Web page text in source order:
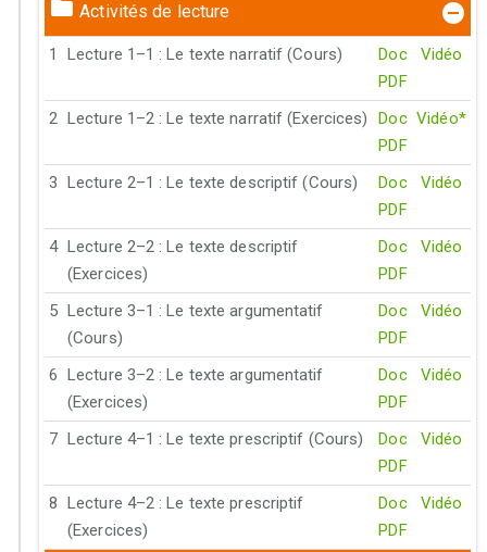
Activités de lecture
1 Lecture 1–1 : Le texte narratif (Cours)
Doc
PDF
Vidéo
2 Lecture 1–2 : Le texte narratif (Exercices)
Doc
PDF
Vidéo*
3 Lecture 2–1 : Le texte descriptif (Cours)
Doc
PDF
Vidéo
4 Lecture 2–2 : Le texte descriptif
(Exercices)
Doc
PDF
Vidéo
5
Lecture 3–1 : Le texte argumentatif
(Cours)
Doc
PDF
Vidéo
6
Lecture 3–2 : Le texte argumentatif
(Exercices)
Doc
PDF
Vidéo
7 Lecture 4–1 : Le texte prescriptif (Cours)
Doc
PDF
Vidéo
8
Lecture 4–2 : Le texte prescriptif
(Exercices)
Doc
PDF
Vidéo